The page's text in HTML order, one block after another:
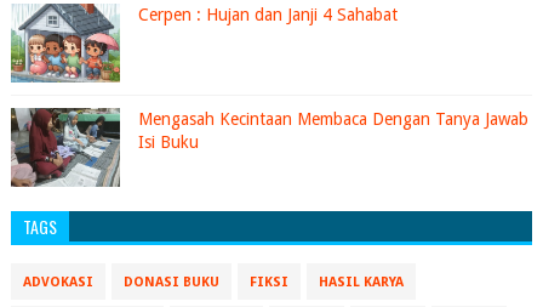
Cerpen : Hujan dan Janji 4 Sahabat
Mengasah Kecintaan Membaca Dengan Tanya Jawab
Isi Buku
TAGS
ADVOKASI DONASI BUKU FIKSI HASIL KARYA